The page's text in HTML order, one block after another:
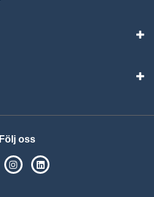
Följ oss
SPSM på Facebook
SPSM på Instagram